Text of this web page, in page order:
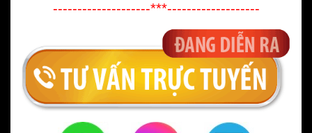
--------------------***-------------------